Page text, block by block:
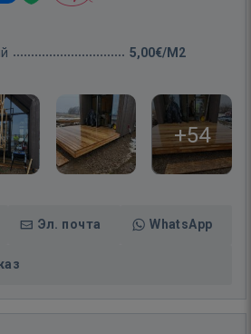
5,00€/M2
+54
Эл. почта WhatsApp